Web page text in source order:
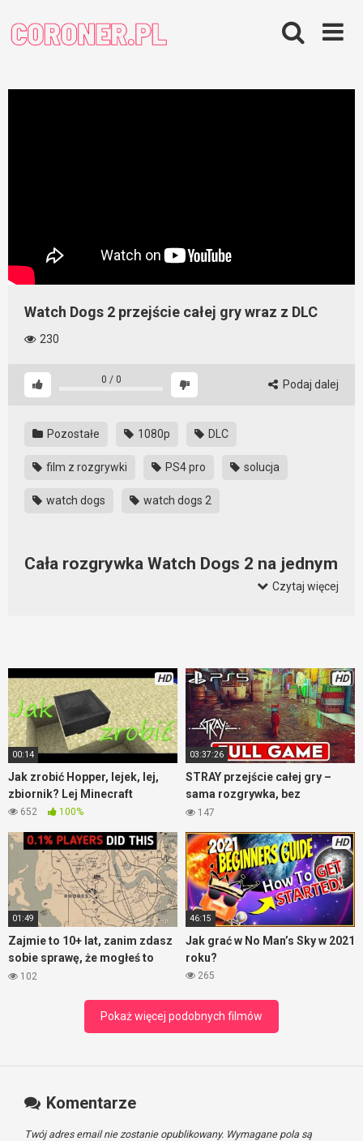
content
Watch Dogs 2 przejście całej gry wraz z DLC
230
0 / 0 Podaj dalej
Pozostałe 1080p DLC
film z rozgrywki PS4 pro solucja
watch dogs watch dogs 2
Cała rozgrywka Watch Dogs 2 na jednym
przypomnieć sobie wszystko, co się działo, to wystarczy
obejrzeć ten film z rozgrywki. Po takich przygotowaniach
można czekać na kolejną odsłonę tej gry.
Czytaj więcej
HD
00:14
Jak zrobić Hopper, lejek, lej,
zbiornik? Lej Minecraft
652 100%
HD
03:37:26
STRAY przejście całej gry –
sama rozgrywka, bez
komentarza
147
01:49
Zajmie to 10+ lat, zanim zdasz
sobie sprawę, że mogłeś to
zrobić – RDR2
102
HD
46:15
Jak grać w No Man’s Sky w 2021
roku?
265
Pokaż więcej podobnych filmów
Komentarze
Twój adres email nie zostanie opublikowany. Wymagane pola są